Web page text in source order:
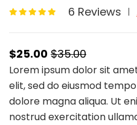
6 Reviews
$25.00 $35.00
Lorem ipsum dolor sit
elit, sed do eiusmod
dolore magna aliqua. Ut
nostrud exercitation